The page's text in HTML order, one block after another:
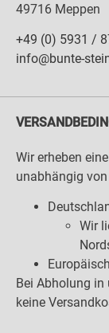
49716 Meppen
+49 (0) 5931 /
info@bunte-
Wir erheben
unabhängig
Wir
Bei Abholung
keine